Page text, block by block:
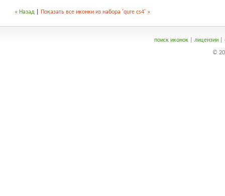
« Назад Показать все иконки из набора 'qure cs4' »
поиск иконок| лицензии|
©